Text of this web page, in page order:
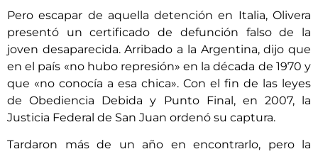
Pero escapar de aquella detención en Italia, Olivera
presentó un certificado de defunción falso de la
joven desaparecida. Arribado a la Argentina, dijo que
en el país «no hubo represión» en la década de 1970 y
que «no conocía a esa chica». Con el fin de las leyes
de Obediencia Debida y Punto Final, en 2007, la
Justicia Federal de San Juan ordenó su captura.
Tardaron más de un año en encontrarlo, pero la